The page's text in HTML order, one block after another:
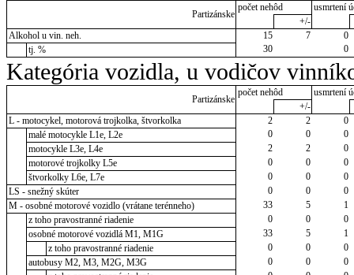
Partizánske
počet nehôd
usmrtení
+/-
Alkohol u vin. neh.
15 7
0
tj. %
30 0
Kategória vozidla, u vodičov
Partizánske
počet nehôd
usmrtení
+/-
L - motocykel, motorová trojkolka, štvorkolka
2 2
0
malé motocykle L1e, L2e
0 0
0
motocykle L3e, L4e
2 2
0
motorové trojkolky L5e
0 0
0
štvorkolky L6e, L7e
0 0
0
LS - snežný skúter
0 0
0
M - osobné motorové vozidlo (vrátane terénneho)
33 5
1
z toho pravostranné riadenie
0 0
0
osobné motorové vozidlá M1, M1G
33 5
1
z toho pravostranné riadenie
0 0
0
autobusy M2, M3, M2G, M3G
0 0
0